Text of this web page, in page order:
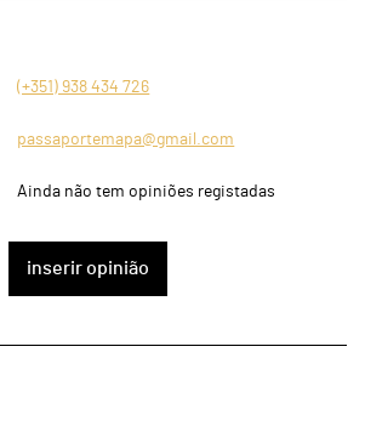
(+351) 938 434 726
passaportemapa@gmail.com
Ainda não tem opiniões registadas
inserir opinião